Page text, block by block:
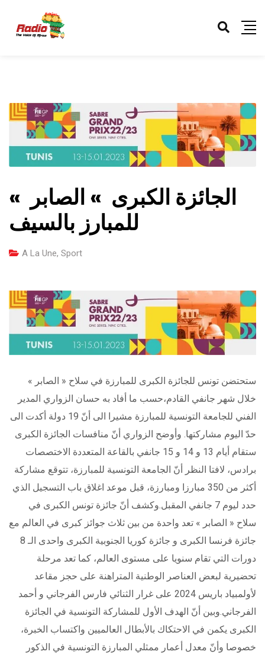
الجائزة الكبرى » الصابر »
للمبارز بالسيف
A La Une, Sport
ستحتضن تونس للجائزة الكبرى للمبارزة في سلاح « الصابر »
خلال شهر جانفي القادم،حسب ما أفاد به حسان الزواري المدير
الفني للجامعة التونسية للمبارزة مشيرا الى أنّ 19 دولة أكدت الى
حدّ اليوم مشاركتها. وأوضح الزواري أنّ منافسات الجائزة الكبرى
ستقام أيام 13 و 14 و 15 جانفي بالقاعة المتعددة الاختصصات
برادس، لافتا النظر أنّ الجامعة التونسية للمبارزة، تتوقع مشاركة
أكثر من 350 مبارزا ومبارزة، قبل موعد اغلاق باب التسجيل الذي
حدد ليوم 7 جانفي المقبل.وكشف أنّ جائزة تونس الكبرى في
سلاح « الصابر » تعد واحدة من بين ثلاث جوائز كبرى في العالم مع
جائزة فرنسا الكبرى و جائزة كوريا الجنوبية الكبرى واحدى الـ 8
دورات التي تقام سنويا على مستوى العالم، كما تعد مرحلة
تحضيرية لبعض العناصر الوطنية المتراهنة على حجز مقاعد
لأولمبياد باريس 2024 على غرار الثنائي فارس الفرجاني و أحمد
الفرجاني.وبين أنّ الهدف الأول للمشاركة التونسية في الجائزة
الكبرى يكمن في الاحتكاك بالأبطال العالميين واكتساب الخبرة،
خصوصا وأنّ معدل أعمار ممثلي المبارزة التونسية في الذكور